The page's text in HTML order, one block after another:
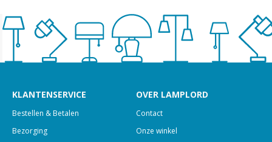
KLANTENSERVICE
Bestellen & Betalen
Bezorging
OVER LAMPLORD
Contact
Onze winkel